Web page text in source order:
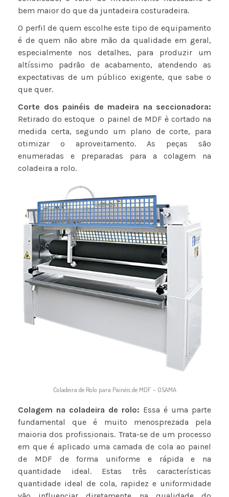
bem maior do que da juntadeira costuradeira.
O perfil de quem escolhe este tipo de equipamento
é de quem não abre mão da qualidade em geral,
especialmente nos detalhes, para produzir um
altíssimo padrão de acabamento, atendendo as
expectativas de um público exigente, que sabe o
que quer.
Corte dos painéis de madeira na seccionadora:
Retirado do estoque o painel de MDF è cortado na
medida certa, segundo um plano de corte, para
otimizar o aproveitamento. As peças são
enumeradas e preparadas para a colagem na
coladeira a rolo.
Coladeira de Rolo para Painéis de MDF – OSAMA
Colagem na coladeira de rolo: Essa é uma parte
fundamental que é muito menosprezada pela
maioria dos profissionais. Trata-se de um processo
em que é aplicado uma camada de cola ao painel
de MDF de forma uniforme e rápida e na
quantidade ideal. Estas três características
quantidade ideal de cola, rapidez e uniformidade